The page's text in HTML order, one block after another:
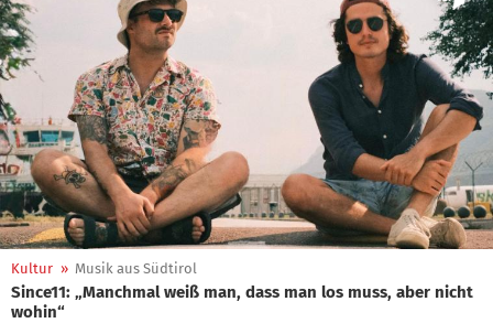
Kultur » Musik aus Südtirol
Since11: „Manchmal weiß man, dass man los muss, aber nicht
wohin“